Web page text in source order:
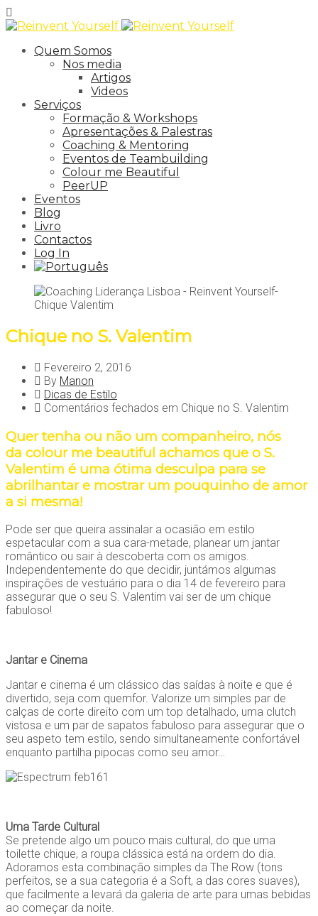
Quem Somos
Nos media
Artigos
Videos
Serviços
Formação & Workshops
Apresentações & Palestras
Coaching & Mentoring
Eventos de Teambuilding
Colour me Beautiful
PeerUP
Eventos
Blog
Livro
Contactos
Log In
Chique no S. Valentim
Fevereiro 2, 2016
By Manon
Dicas de Estilo
Comentários fechados em Chique no S. Valentim
Quer tenha ou não um companheiro, nós
da colour me beautiful achamos que o S.
Valentim é uma ótima desculpa para se
abrilhantar e mostrar um pouquinho de amor
a si mesma!
Pode ser que queira assinalar a ocasião em estilo
espetacular com a sua cara-metade, planear um jantar
romântico ou sair à descoberta com os amigos.
Independentemente do que decidir, juntámos algumas
inspirações de vestuário para o dia 14 de fevereiro para
assegurar que o seu S. Valentim vai ser de um chique
fabuloso!
Jantar e Cinema
Jantar e cinema é um clássico das saídas à noite e que é
divertido, seja com quemfor. Valorize um simples par de
calças de corte direito com um top detalhado, uma clutch
vistosa e um par de sapatos fabuloso para assegurar que o
seu aspeto tem estilo, sendo simultaneamente confortável
enquanto partilha pipocas como seu amor…
Uma Tarde Cultural
Se pretende algo um pouco mais cultural, do que uma
toilette chique, a roupa clássica está na ordem do dia.
Adoramos esta combinação simples da The Row (tons
perfeitos, se a sua categoria é a Soft, a das cores suaves),
que facilmente a levará da galeria de arte para umas bebidas
ao começar da noite.